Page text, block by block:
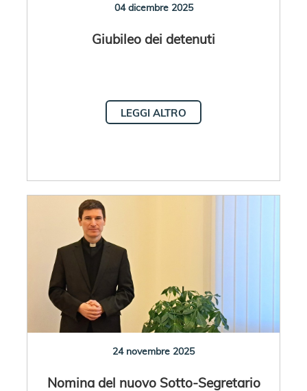
04 dicembre 2025
Giubileo dei detenuti
LEGGI ALTRO
24 novembre 2025
Nomina del nuovo Sotto-Segretario